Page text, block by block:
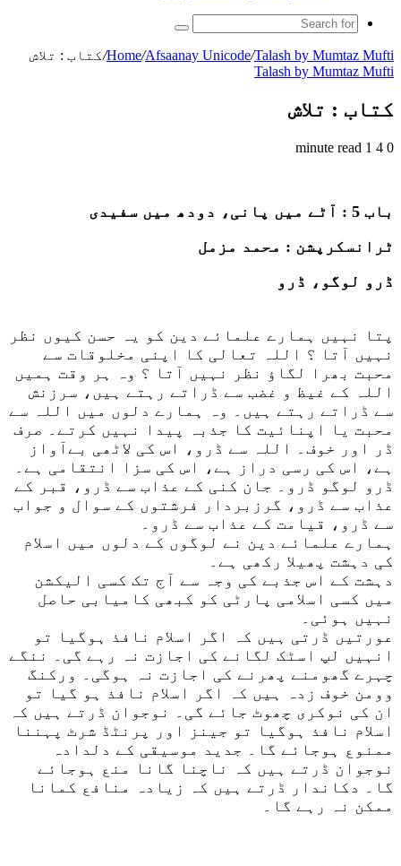
Search
Home/Afsaanay Unicode/Talash by Mumtaz Mufti
/کتاب : تلاش
Talash by Mumtaz Mufti
کتاب : تلاش
0
1 minute read
باب 5 : آٹے میں پانی، دودھ میں سفیدی
ٹرانسکرپشن : محمد مزمل
ڈرو لوگو، ڈرو
پتا نہیں ہمارے علمائے دین کو یہ حسن کیوں نظر
نہیں آتا ؟ اللہ تعالی کا اپنی مخلوقات سے
محبت بھرا لگاؤ نظر نہیں آتا ؟ وہ ہر وقت ہمیں
اللہ کے غیظ و غضب سے ڈراتے رہتے ہیں، سرزنش
سے ڈراتے رہتے ہیں۔ وہ ہمارے دلوں میں اللہ سے
محبت یا اپنائیت کا جذبہ پیدا نہیں کرتے۔ صرف
ڈر اور خوف۔ اللہ سے ڈرو، اس کی لاٹھی بےآواز
ہے، اس کی رسی دراز ہے، اس کی سزا انتقامی ہے۔
ڈرو لوگو ڈرو۔ جان کنی کے عذاب سے ڈرو، قبر کے
عذاب سے ڈرو، گرزبردار فرشتوں کے سوال و جواب
سے ڈرو، قیامت کے عذاب سے ڈرو۔
ہمارے علمائے دین نے لوگوں کے دلوں میں اسلام
کی دہشت پھیلا رکھی ہے۔
دہشت کے اس جذبے کی وجہ سے آج تک کسی الیکشن
میں کسی اسلامی پارٹی کو کبھی کامیابی حاصل
نہیں ہوئی۔
عورتیں ڈرتی ہیں کہ اگر اسلام نافذ ہوگیا تو
انہیں لپ اسٹک لگانے کی اجازت نہ رہے گی۔ ننگے
چہرے گھومنے پھرنے کی اجازت نہ ہوگی۔ ورکنگ
وومن خوف زدہ ہیں کہ اگر اسلام نافذ ہو گیا تو
ان کی نوکری چھوٹ جائے گی۔ نوجوان ڈرتے ہیں کہ
اسلام نافذ ہوگیا تو جینز اور پرنٹڈ شرٹ پہننا
ممنوع ہوجائے گا۔ جدید موسیقی کے دلدادہ
نوجوان ڈرتے ہیں کہ ناچنا گانا منع ہوجائے
گا۔ دکاندار ڈرتے ہیں کہ زیادہ منافع کمانا
ممکن نہ رہے گا۔